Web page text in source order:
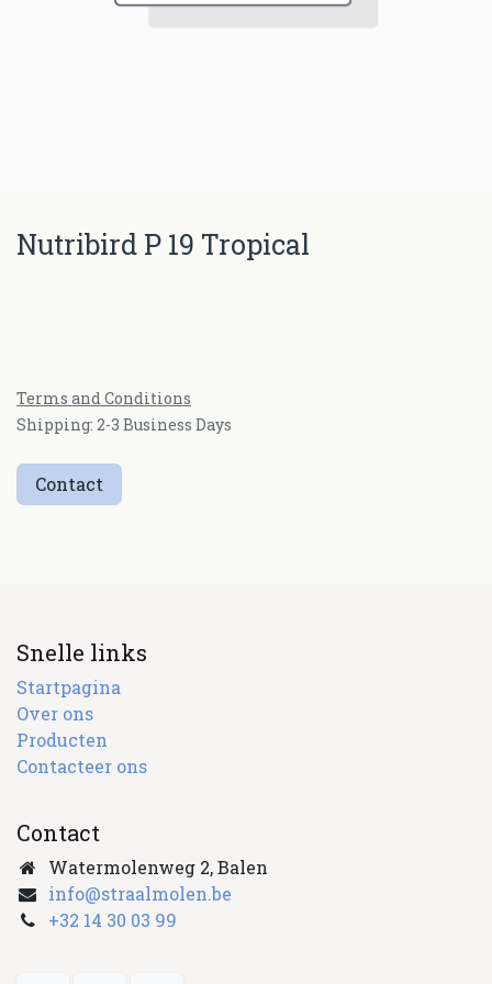
Nutribird P 19 Tropical
Terms and Conditions
Shipping: 2-3 Business Days
Contact
Snelle links
Startpagina
Over ons
Producten
Contacteer ons
Contact
Watermolenweg 2, Balen
info@straalmolen.be
+32 14 30 03 99